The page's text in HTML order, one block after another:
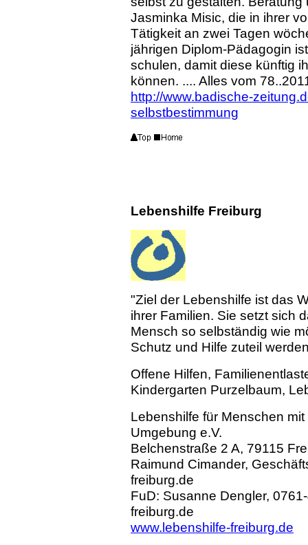
Jasminka Misic, die in ihrer
Tätigkeit an zwei Tagen
jährigen Diplom-Pädagogin
schulen, damit diese künftig
können. .... Alles vom
http://www.badische-
selbstbestimmung
Lebenshilfe Freiburg
"Ziel der Lebenshilfe ist das
ihrer Familien. Sie setzt sich
Mensch so selbständig wie
Schutz und Hilfe zuteil
Offene Hilfen,
Kindergarten Purzelbaum,
Lebenshilfe für Menschen
Umgebung e.V.
Belchenstraße 2 A, 79115
Raimund Cimander,
freiburg.de
FuD: Susanne Dengler,
freiburg.de
www.lebenshilfe-freiburg.de